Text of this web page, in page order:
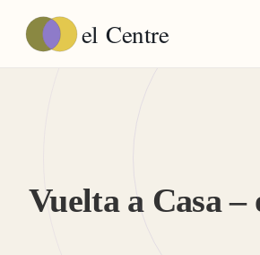
el Centre
Vuelta a Casa –